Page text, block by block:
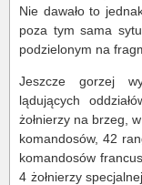
Nie dawało to
poza tym sama
podzielonym na
Jeszcze gorzej
lądujących
żołnierzy na brzeg,
komandosów, 42
komandosów
4 żołnierzy